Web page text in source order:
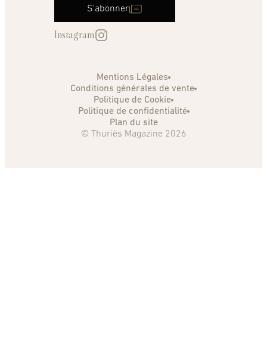
S'abonner
Instagram
Mentions Légales
Conditions générales de vente
Politique de Cookie
Politique de confidentialité
Plan du site
© Thuriès Magazine 2026